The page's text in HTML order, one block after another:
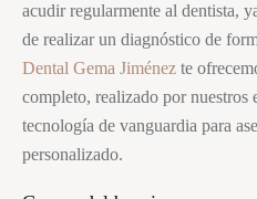
acudir regularmente al dentista,
de realizar un diagnóstico de
Dental Gema Jiménez te
completo, realizado por nuestros
tecnología de vanguardia para
personalizado.